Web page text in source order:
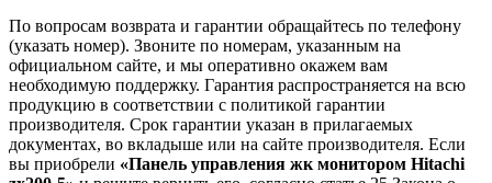
По вопросам возврата и гарантии обращайтесь по телефону
(указать номер). Звоните по номерам, указанным на
официальном сайте, и мы оперативно окажем вам
необходимую поддержку. Гарантия распространяется на всю
продукцию в соответствии с политикой гарантии
производителя. Срок гарантии указан в прилагаемых
документах, во вкладыше или на сайте производителя. Если
вы приобрели «Панель управления жк монитором Hitachi